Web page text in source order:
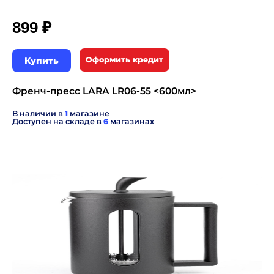
899 ₽
Купить Оформить кредит
Френч-пресс LARA LR06-55 <600мл>
В наличии в 1 магазине
Доступен на складе в 6 магазинах